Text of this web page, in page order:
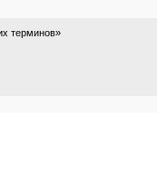
терминов»